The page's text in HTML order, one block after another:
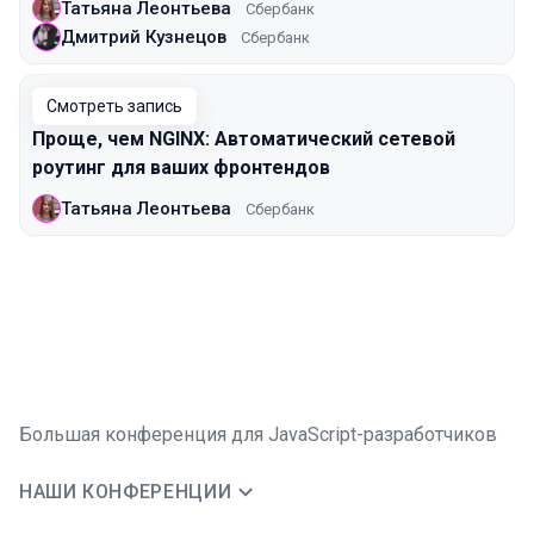
Татьяна Леонтьева Сбербанк
Дмитрий Кузнецов Сбербанк
Смотреть запись
Проще, чем NGINX: Автоматический сетевой
роутинг для ваших фронтендов
Татьяна Леонтьева Сбербанк
Большая конференция для JavaScript-разработчиков
НАШИ КОНФЕРЕНЦИИ